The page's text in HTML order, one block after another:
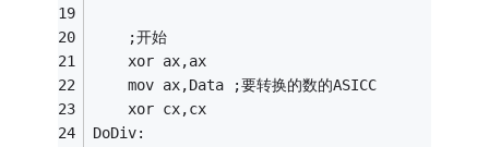
	;开始
	xor ax,ax
	mov ax,Data ;要转换的数的ASICC
	xor cx,cx
DoDiv: